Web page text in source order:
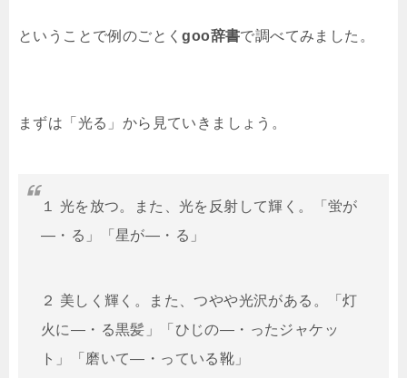
ということで例のごとくgoo辞書で調べてみました。
まずは「光る」から見ていきましょう。
１ 光を放つ。また、光を反射して輝く。「蛍が
―・る」「星が―・る」
２ 美しく輝く。また、つやや光沢がある。「灯
火に―・る黒髪」「ひじの―・ったジャケッ
ト」「磨いて―・っている靴」